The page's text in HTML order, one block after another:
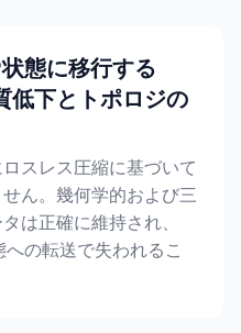
態に移行する
低下とトポロジの
スレス圧縮に基づいて
ん。幾何学的および三
は正確に維持され、
の転送で失われるこ